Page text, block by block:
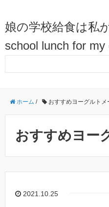
娘の学校給食は私
school lunch for my
ホーム / おすすめヨーグルトメ
おすすめヨー
2021.10.25